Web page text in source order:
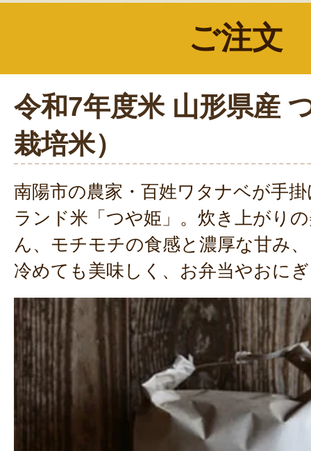
ご注文
令和7年度米 山形県産
栽培米）
南陽市の農家・百姓ワタナベが手
ランド米「つや姫」。炊き上がり
ん、モチモチの食感と濃厚な甘み
冷めても美味しく、お弁当やおに